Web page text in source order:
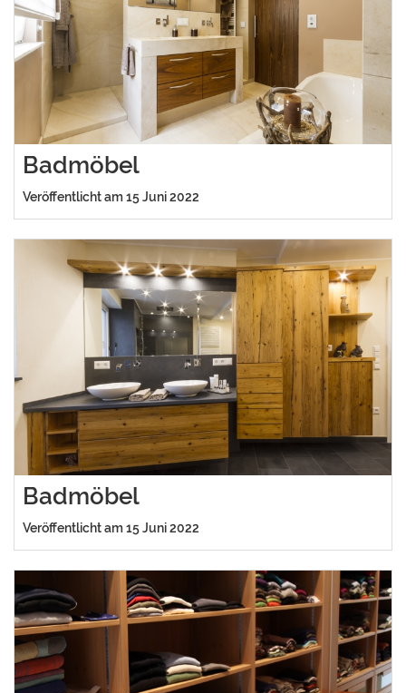
Badmöbel
Veröffentlicht am 15 Juni 2022
Badmöbel
Veröffentlicht am 15 Juni 2022